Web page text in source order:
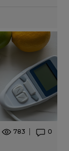
783 0